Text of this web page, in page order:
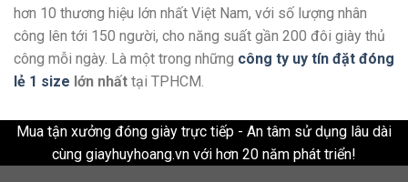
hơn 10 thương hiệu lớn nhất Việt Nam, với số lượng nhân
công lên tới 150 người, cho năng suất gần 200 đôi giày thủ
công mỗi ngày. Là một trong những công ty uy tín đặt đóng
lẻ 1 size lớn nhất tại TPHCM.
Mua tận xưởng đóng giày trực tiếp - An tâm sử dụng lâu dài
cùng giayhuyhoang.vn với hơn 20 năm phát triển!